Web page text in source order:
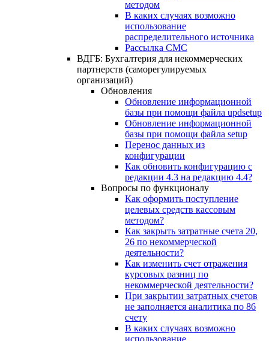
методом
В каких случаях возможно
использование
распределительного источника
Рассылка СМС
ВДГБ: Бухгалтерия для некоммерческих
партнерств (саморегулируемых
организаций)
Обновления
Обновление информационной
базы при помощи файла updsetup
Обновление информационной
базы при помощи файла setup
Перенос данных из
конфигурации
Как обновить конфигурацию с
редакции 4.3 на редакцию 4.4?
Вопросы по функционалу
Как оформить поступление
целевых средств кассовым
методом?
Как закрыть затратные счета 20,
26 по некоммерческой
деятельности?
Как изменить счет отражения
курсовых разниц по
некоммерческой деятельности?
При закрытии затратных счетов
не заполняется аналитика по 86
счету
В каких случаях возможно
использование